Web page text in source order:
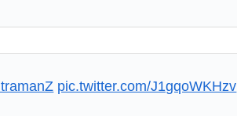
pic.twitter.com/J1gqoWKHzv